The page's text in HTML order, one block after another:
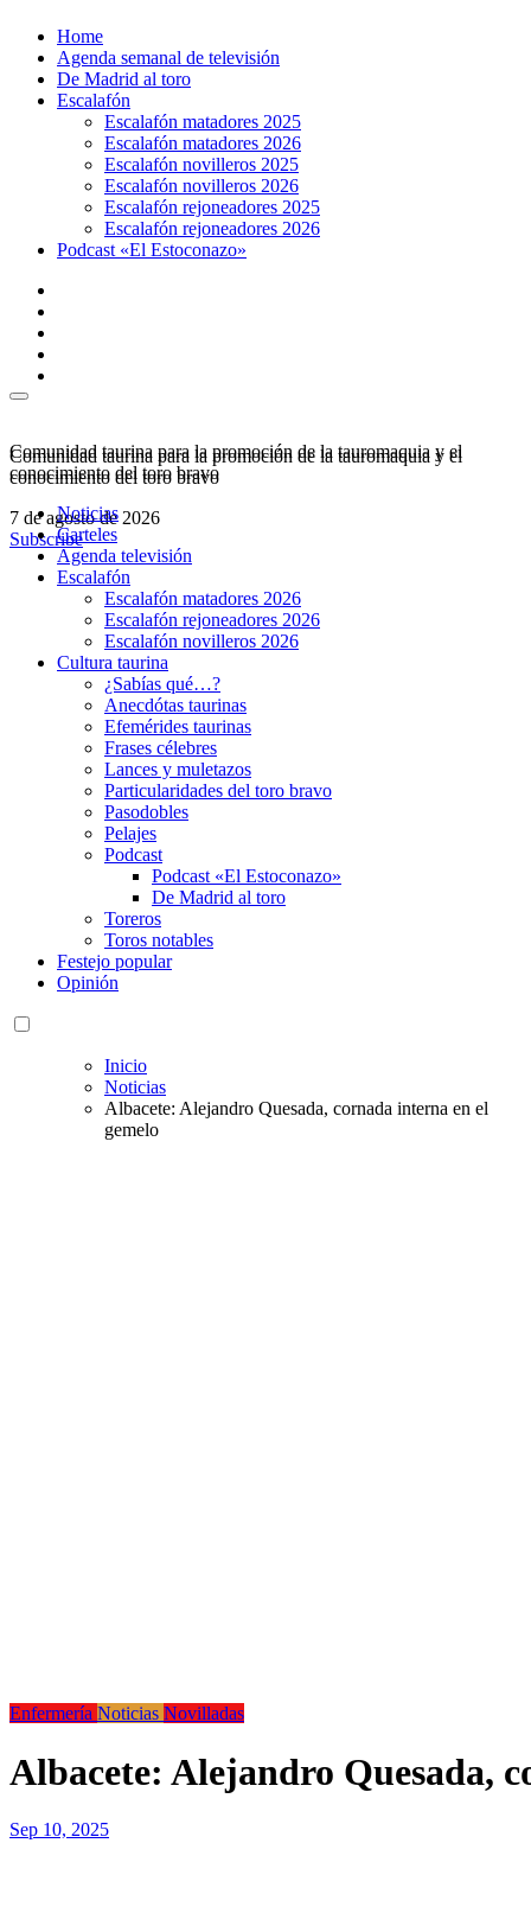
contenido
Home
Agenda semanal de televisión
De Madrid al toro
Escalafón
Escalafón matadores 2025
Escalafón matadores 2026
Escalafón novilleros 2025
Escalafón novilleros 2026
Escalafón rejoneadores 2025
Escalafón rejoneadores 2026
Podcast «El Estoconazo»
Comunidad taurina para la promoción de la tauromaquia y el
conocimiento del toro bravo
7 de agosto de 2026
Subscribe
Comunidad taurina para la promoción de la tauromaquia y el
conocimiento del toro bravo
Noticias
Carteles
Agenda televisión
Escalafón
Escalafón matadores 2026
Escalafón rejoneadores 2026
Escalafón novilleros 2026
Cultura taurina
¿Sabías qué…?
Anecdótas taurinas
Efemérides taurinas
Frases célebres
Lances y muletazos
Particularidades del toro bravo
Pasodobles
Pelajes
Podcast
Podcast «El Estoconazo»
De Madrid al toro
Toreros
Toros notables
Festejo popular
Opinión
Inicio
Noticias
Albacete: Alejandro Quesada, cornada interna en el
gemelo
Enfermería Noticias Novilladas
Albacete: Alejandro Quesada,
Sep 10, 2025